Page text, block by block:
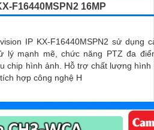
F16440MSPN2 16MP
IP KX-F16440MSPN2 sử dụng
lý mạnh mẽ, chức năng PTZ đa
chất lượng hình ảnh sắc
hợp công nghệ H